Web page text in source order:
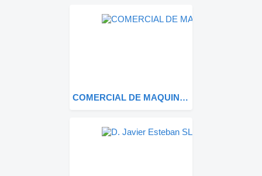
COMERCIAL DE MAQUINARIA 2020 SL